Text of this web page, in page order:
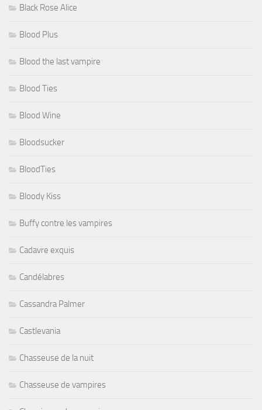
Black Rose Alice
Blood Plus
Blood the last vampire
Blood Ties
Blood Wine
Bloodsucker
BloodTies
Bloody Kiss
Buffy contre les vampires
Cadavre exquis
Candélabres
Cassandra Palmer
Castlevania
Chasseuse de la nuit
Chasseuse de vampires